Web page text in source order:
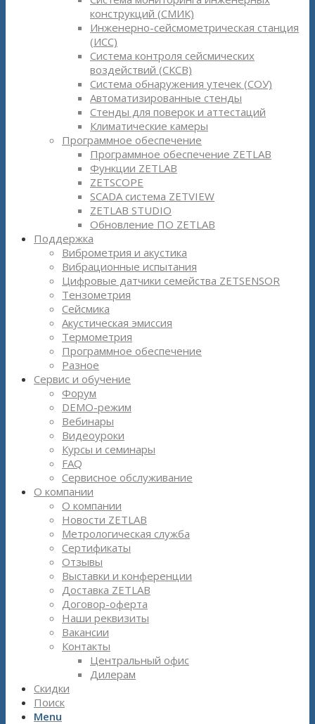
конструкций (СМИК)
Инженерно-сейсмометрическая станция
(ИСС)
Система контроля сейсмических
воздействий (СКСВ)
Система обнаружения утечек (СОУ)
Автоматизированные стенды
Стенды для поверок и аттестаций
Климатические камеры
Программное обеспечение
Программное обеспечение ZETLAB
Функции ZETLAB
ZETSCOPE
SCADA система ZETVIEW
ZETLAB STUDIO
Обновление ПО ZETLAB
Поддержка
Виброметрия и акустика
Вибрационные испытания
Цифровые датчики семейства ZETSENSOR
Тензометрия
Сейсмика
Акустическая эмиссия
Термометрия
Программное обеспечение
Разное
Сервис и обучение
Форум
DEMO-режим
Вебинары
Видеоуроки
Курсы и семинары
FAQ
Сервисное обслуживание
О компании
О компании
Новости ZETLAB
Метрологическая служба
Сертификаты
Отзывы
Выставки и конференции
Доставка ZETLAB
Договор-оферта
Наши реквизиты
Вакансии
Контакты
Центральный офис
Дилерам
Скидки
Поиск
Menu